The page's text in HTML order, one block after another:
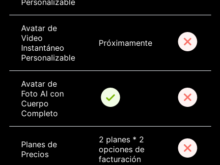
Personalizable
Avatar de
Video
Instantáneo
Personalizable
Próximamente
Avatar de
Foto AI con
Cuerpo
Completo
Planes de
Precios
2 planes * 2
opciones de
facturación